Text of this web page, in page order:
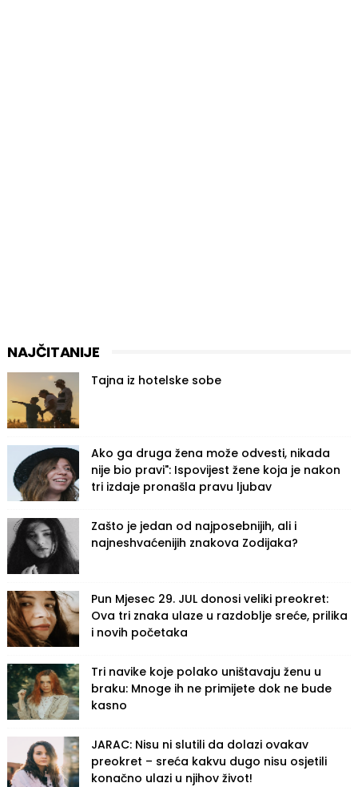
NAJČITANIJE
Tajna iz hotelske sobe
Ako ga druga žena može odvesti, nikada
nije bio pravi": Ispovijest žene koja je nakon
tri izdaje pronašla pravu ljubav
Zašto je jedan od najposebnijih, ali i
najneshvaćenijih znakova Zodijaka?
Pun Mjesec 29. JUL donosi veliki preokret:
Ova tri znaka ulaze u razdoblje sreće, prilika
i novih početaka
Tri navike koje polako uništavaju ženu u
braku: Mnoge ih ne primijete dok ne bude
kasno
JARAC: Nisu ni slutili da dolazi ovakav
preokret – sreća kakvu dugo nisu osjetili
konačno ulazi u njihov život!